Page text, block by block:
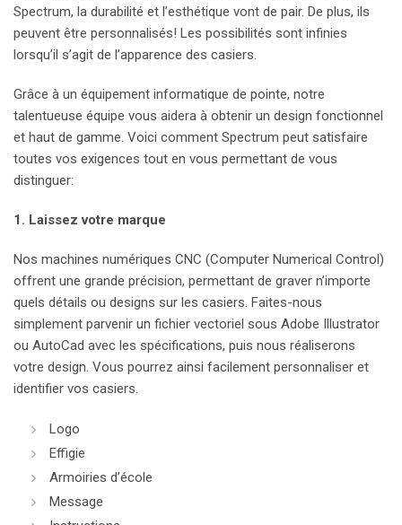
Spectrum, la durabilité et l’esthétique vont de pair. De plus, ils
peuvent être personnalisés! Les possibilités sont infinies
lorsqu’il s’agit de l’apparence des casiers.
Grâce à un équipement informatique de pointe, notre
talentueuse équipe vous aidera à obtenir un design fonctionnel
et haut de gamme. Voici comment Spectrum peut satisfaire
toutes vos exigences tout en vous permettant de vous
distinguer:
1. Laissez votre marque
Nos machines numériques CNC (Computer Numerical Control)
offrent une grande précision, permettant de graver n’importe
quels détails ou designs sur les casiers. Faites-nous
simplement parvenir un fichier vectoriel sous Adobe Illustrator
ou AutoCad avec les spécifications, puis nous réaliserons
votre design. Vous pourrez ainsi facilement personnaliser et
identifier vos casiers.
Logo
Effigie
Armoiries d’école
Message